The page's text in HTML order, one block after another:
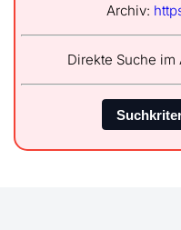
Archiv:
Direkte Suche im